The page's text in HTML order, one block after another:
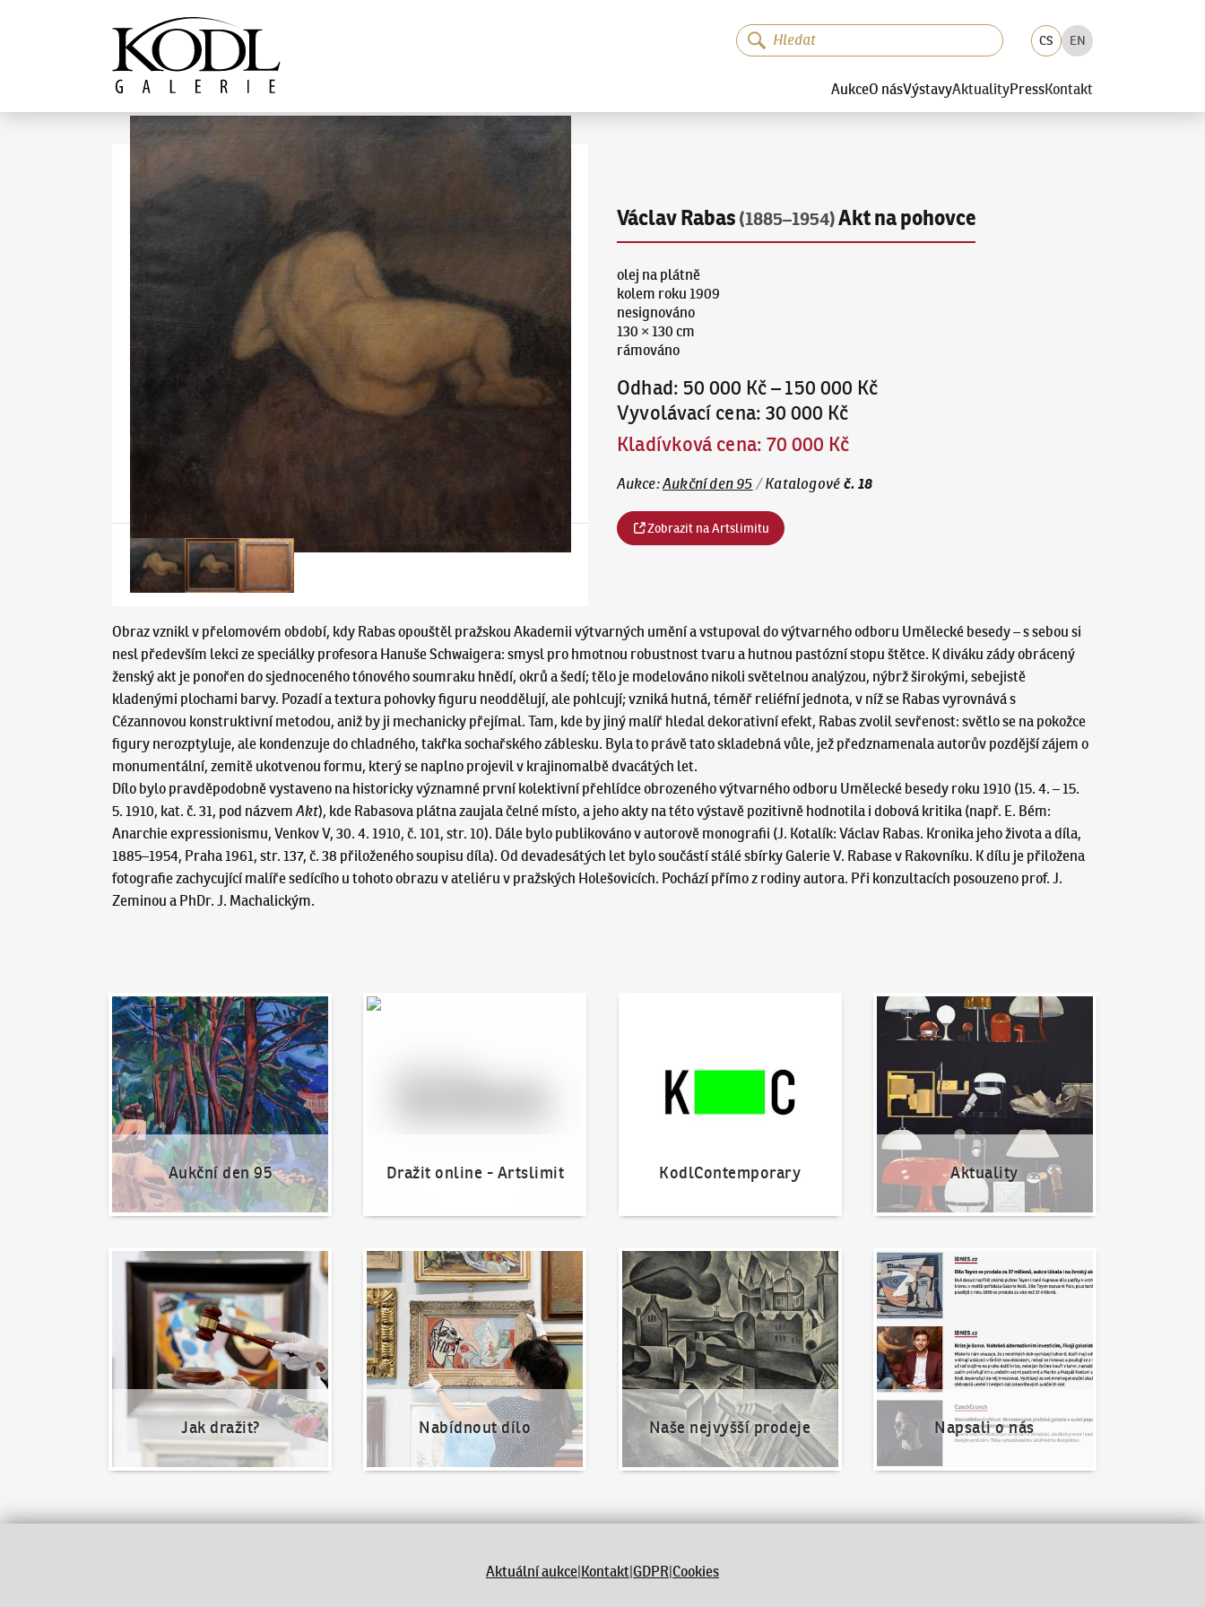
Galerie KODL
CS EN
AukceO násVýstavyAktualityPressKontakt
Václav Rabas (1885–1954)Akt na pohovce
olej na plátně
kolem roku 1909
nesignováno
130 × 130 cm
rámováno
Odhad: 50 000 Kč–150 000 Kč
Vyvolávací cena: 30 000 Kč
Kladívková cena: 70 000 Kč
Aukce:Aukční den 95 /Katalogové č.18
Zobrazit na Artslimitu
Obraz vznikl v přelomovém období, kdy Rabas opouštěl pražskou Akademii výtvarných umění a vstupoval do výtvarného odboru Umělecké besedy – s sebou si
nesl především lekci ze speciálky profesora Hanuše Schwaigera: smysl pro hmotnou robustnost tvaru a hutnou pastózní stopu štětce. K diváku zády obrácený
ženský akt je ponořen do sjednoceného tónového soumraku hnědí, okrů a šedí; tělo je modelováno nikoli světelnou analýzou, nýbrž širokými, sebejistě
kladenými plochami barvy. Pozadí a textura pohovky figuru neoddělují, ale pohlcují; vzniká hutná, téměř reliéfní jednota, v níž se Rabas vyrovnává s
Cézannovou konstruktivní metodou, aniž by ji mechanicky přejímal. Tam, kde by jiný malíř hledal dekorativní efekt, Rabas zvolil sevřenost: světlo se na pokožce
figury nerozptyluje, ale kondenzuje do chladného, takřka sochařského záblesku. Byla to právě tato skladebná vůle, jež předznamenala autorův pozdější zájem o
monumentální, zemitě ukotvenou formu, který se naplno projevil v krajinomalbě dvacátých let.
Dílo bylo pravděpodobně vystaveno na historicky významné první kolektivní přehlídce obrozeného výtvarného odboru Umělecké besedy roku 1910 (15. 4. – 15.
5. 1910, kat. č. 31, pod názvemAkt), kde Rabasova plátna zaujala čelné místo, a jeho akty na této výstavě pozitivně hodnotila i dobová kritika (např. E. Bém:
Anarchie expressionismu, Venkov V, 30. 4. 1910, č. 101, str. 10). Dále bylo publikováno v autorově monografii (J. Kotalík: Václav Rabas. Kronika jeho života a díla,
1885–1954, Praha 1961, str. 137, č. 38 přiloženého soupisu díla). Od devadesátých let bylo součástí stálé sbírky Galerie V. Rabase v Rakovníku. K dílu je přiložena
fotografie zachycující malíře sedícího u tohoto obrazu v ateliéru v pražských Holešovicích. Pochází přímo z rodiny autora. Při konzultacích posouzeno prof. J.
Zeminou a PhDr. J. Machalickým.
Aukční den 95
Aukční den 95
Dražit online - Artslimit
Dražit online - Artslimit
KodlContemporary Aktuality
Aktuality
Jak dražit?
Jak dražit?
Nabídnout dílo
Nabídnout dílo
Naše nejvyšší prodeje
Naše nejvyšší prodeje
Napsali o nás
Napsali o nás
Aktuální aukce|Kontakt|GDPR|Cookies